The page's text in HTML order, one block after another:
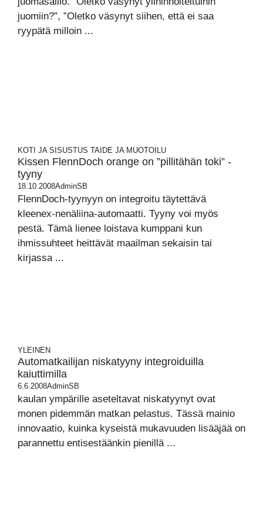
juomiin?”, ”Oletko väsynyt siihen, että ei saa
ryypätä milloin ...
KOTI JA SISUSTUS TAIDE JA MUOTOILU
Kissen FlennDoch orange on ”pillitähän toki” -
tyyny
18.10.2008AdminSB
FlennDoch-tyynyyn on integroitu täytettävä
kleenex-nenäliina-automaatti. Tyyny voi myös
pestä. Tämä lienee loistava kumppani kun
ihmissuhteet heittävät maailman sekaisin tai
kirjassa ...
YLEINEN
Automatkailijan niskatyyny integroiduilla
kaiuttimilla
6.6.2008AdminSB
kaulan ympärille aseteltavat niskatyynyt ovat
monen pidemmän matkan pelastus. Tässä mainio
innovaatio, kuinka kyseistä mukavuuden lisääjää on
parannettu entisestäänkin pienillä ...